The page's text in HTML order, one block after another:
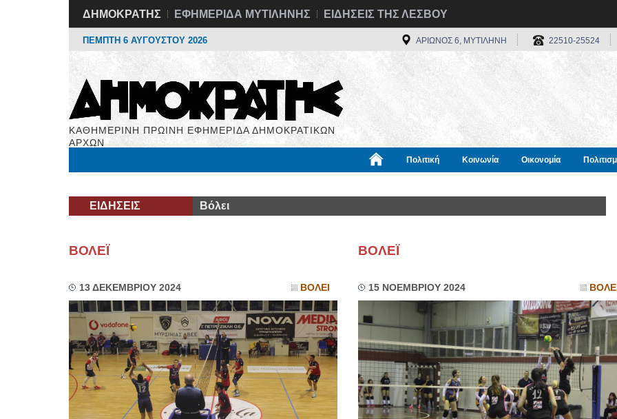
ΔΗΜΟΚΡΑΤΗΣ ΕΦΗΜΕΡΙΔΑ ΜΥΤΙΛΗΝΗΣ ΕΙΔΗΣΕΙΣ ΤΗΣ ΛΕΣΒΟΥ
ΠΕΜΠΤΗ 6 ΑΥΓΟΥΣΤΟΥ 2026 ΑΡΙΩΝΟΣ 6, ΜΥΤΙΛΗΝΗ 22510-25524
ΚΑΘΗΜΕΡΙΝΗ ΠΡΩΙΝΗ ΕΦΗΜΕΡΙΔΑ ΔΗΜΟΚΡΑΤΙΚΩΝ
ΑΡΧΩΝ
Πολιτική Κοινωνία Οικονομία
ΕΙΔΗΣΕΙΣ Βόλει
ΒΟΛΕΪ
13 ΔΕΚΕΜΒΡΙΟΥ 2024 ΒΟΛΕΙ
BOΛΕΪ
15 ΝΟΕΜΒΡΙΟΥ 2024 ΒΟΛΕΙ